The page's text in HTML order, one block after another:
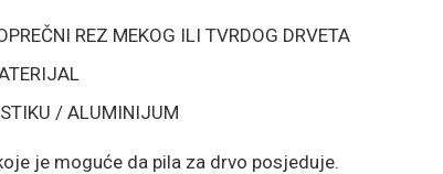
REZ MEKOG ILI TVRDOG DRVETA
/ ALUMINIJUM
je moguće da pila za drvo posjeduje.